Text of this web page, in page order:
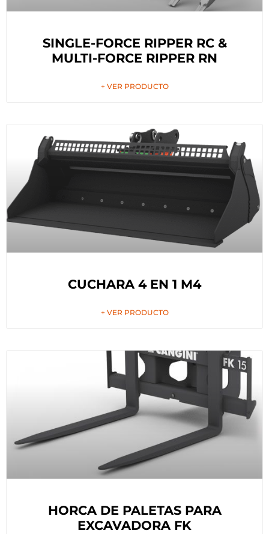
SINGLE-FORCE RIPPER RC &
MULTI-FORCE RIPPER RN
+ VER PRODUCTO
CUCHARA 4 EN 1 M4
+ VER PRODUCTO
HORCA DE PALETAS PARA
EXCAVADORA FK